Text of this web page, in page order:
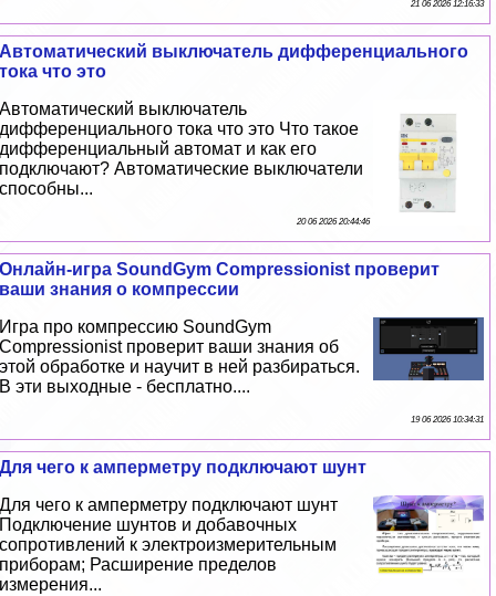
21 06 2026 12:16:33
Автоматический выключатель дифференциального
тока что это
Автоматический выключатель
дифференциального тока что это Что такое
дифференциальный автомат и как его
подключают? Автоматические выключатели
способны...
20 06 2026 20:44:46
Онлайн-игра SoundGym Compressionist проверит
ваши знания о компрессии
Игра про компрессию SoundGym
Compressionist проверит ваши знания об
этой обработке и научит в ней разбираться.
В эти выходные - бесплатно....
19 06 2026 10:34:31
Для чего к амперметру подключают шунт
Для чего к амперметру подключают шунт
Подключение шунтов и добавочных
сопротивлений к электроизмерительным
приборам; Расширение пределов
измерения...